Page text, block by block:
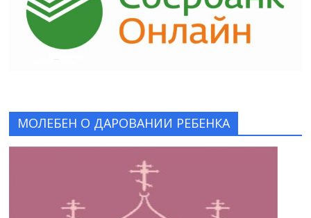
МОЛЕБЕН О ДАРОВАНИИ РЕБЕНКА